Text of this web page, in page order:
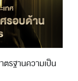
ตรฐานความเป็น